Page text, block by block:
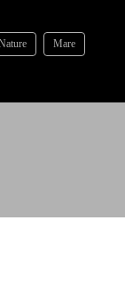
Mare
cookies